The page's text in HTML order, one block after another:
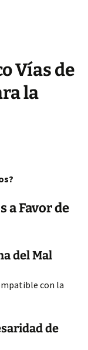
Vías de
la
a Favor de
del Mal
con la
de